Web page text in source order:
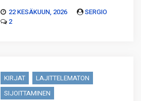
22 KESÄKUUN, 2026
SERGIO
2
KIRJAT
LAJITTELEMATON
SIJOITTAMINEN